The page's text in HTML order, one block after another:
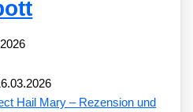
Hail Mary – Rezension und